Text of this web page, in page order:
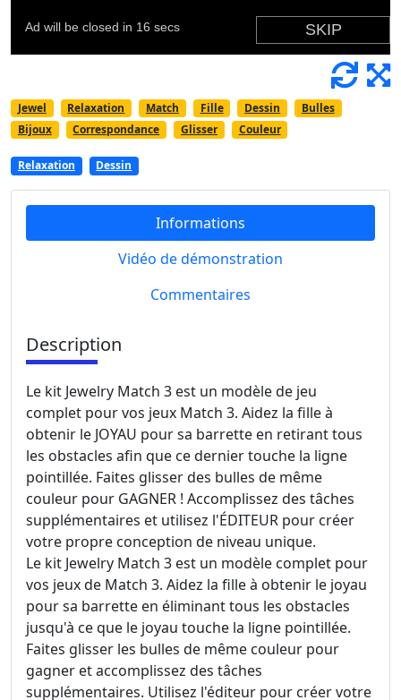
Jewel Relaxation Match Fille Dessin
Bulles
Bijoux
Correspondance Glisser Couleur
Relaxation Dessin
Informations
Vidéo de démonstration
Commentaires
Description
Le kit Jewelry Match 3 est un modèle de jeu
complet pour vos jeux Match 3. Aidez la fille à
obtenir le JOYAU pour sa barrette en retirant tous
les obstacles afin que ce dernier touche la ligne
pointillée. Faites glisser des bulles de même
couleur pour GAGNER ! Accomplissez des tâches
supplémentaires et utilisez l'ÉDITEUR pour créer
votre propre conception de niveau unique.
Le kit Jewelry Match 3 est un modèle complet pour
vos jeux de Match 3. Aidez la fille à obtenir le joyau
pour sa barrette en éliminant tous les obstacles
jusqu'à ce que le joyau touche la ligne pointillée.
Faites glisser les bulles de même couleur pour
gagner et accomplissez des tâches
supplémentaires. Utilisez l'éditeur pour créer votre